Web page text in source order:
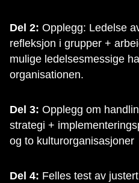
Del 2: Opplegg: Ledelse
refleksjon i grupper +
mulige ledelsesmessige
organisationen.
Del 3: Opplegg om
strategi +
og to kulturorganisasjoner
Del 4: Felles test av